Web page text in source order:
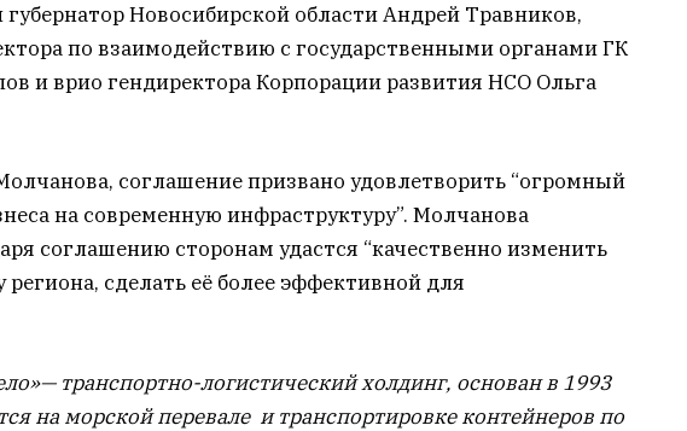
Новосибирской области Андрей Травников,
по взаимодействию с государственными органами ГК
и врио гендиректора Корпорации развития НСО Ольга
соглашение призвано удовлетворить “огромный
на современную инфраструктуру”. Молчанова
соглашению сторонам удастся “качественно изменить
региона, сделать её более эффективной для
транспортно-логистический холдинг, основан в 1993
на морской перевале и транспортировке контейнеров по